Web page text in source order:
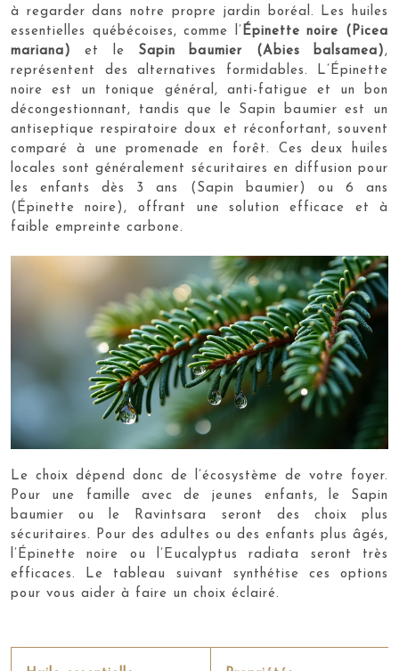
à regarder dans notre propre jardin boréal. Les huiles
essentielles québécoises, comme l’ Épinette noire (Picea
mariana)
et le Sapin baumier (Abies balsamea) ,
représentent des alternatives formidables. L’Épinette
noire est un tonique général, anti-fatigue et un bon
décongestionnant, tandis que le Sapin baumier est un
antiseptique respiratoire doux et réconfortant, souvent
comparé à une promenade en forêt. Ces deux huiles
locales sont généralement sécuritaires en diffusion pour
les enfants dès 3 ans (Sapin baumier) ou 6 ans
(Épinette noire), offrant une solution efficace et à
faible empreinte carbone.
Le choix dépend donc de l’écosystème de votre foyer.
Pour une famille avec de jeunes enfants, le Sapin
baumier ou le Ravintsara seront des choix plus
sécuritaires. Pour des adultes ou des enfants plus âgés,
l’Épinette noire ou l’Eucalyptus radiata seront très
efficaces. Le tableau suivant synthétise ces options
pour vous aider à faire un choix éclairé.